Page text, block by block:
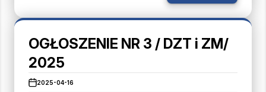
OGŁOSZENIE NR 3 / DZT i ZM/
2025
2025-04-16